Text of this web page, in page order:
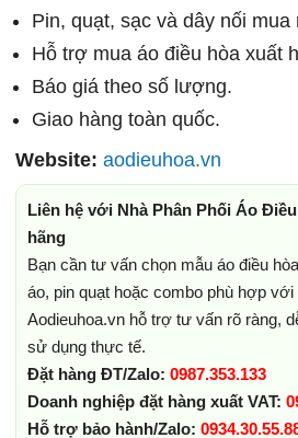
Pin, quạt, sạc và dây nối mua
Hỗ trợ mua áo điều hòa xuất
Báo giá theo số lượng.
Giao hàng toàn quốc.
Website: aodieuhoa.vn
Liên hệ với Nhà Phân Phối Áo
hãng
Bạn cần tư vấn chọn mẫu áo điều
áo, pin quạt hoặc combo phù hợp
Aodieuhoa.vn hỗ trợ tư vấn rõ ràng,
sử dụng thực tế.
Đặt hàng ĐT/Zalo: 0987.353.133
Doanh nghiệp đặt hàng xuất VAT:
Hỗ trợ bảo hành/Zalo: